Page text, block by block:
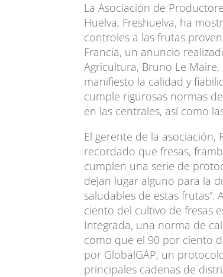
La Asociación de
Huelva, Freshuelva, ha
controles a las frutas
Francia, un anuncio
Agricultura, Bruno Le
manifiesto la calidad y
cumple rigurosas normas
en las centrales, así como
El gerente de la asociación,
recordado que fresas,
cumplen una serie de
dejan lugar alguno para la
saludables de estas
ciento del cultivo de fresas
Integrada, una norma de
como que el 90 por ciento
por GlobalGAP, un
principales cadenas de